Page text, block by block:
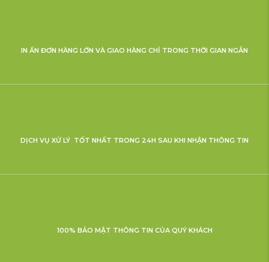
IN ẤN ĐƠN HÀNG LỚN VÀ GIAO HÀNG CHỈ TRONG THỜI GIAN NGẮN
DỊCH VỤ XỬ LÝ TỐT NHẤT TRONG 24H SAU KHI NHẬN THÔNG TIN
100% BẢO MẬT THÔNG TIN CỦA QUÝ KHÁCH